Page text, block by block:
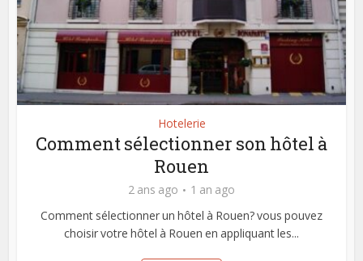
Hotelerie
Comment sélectionner son hôtel à
Rouen
2 ans ago
1 an ago
Comment sélectionner un hôtel à Rouen? vous pouvez
choisir votre hôtel à Rouen en appliquant les...